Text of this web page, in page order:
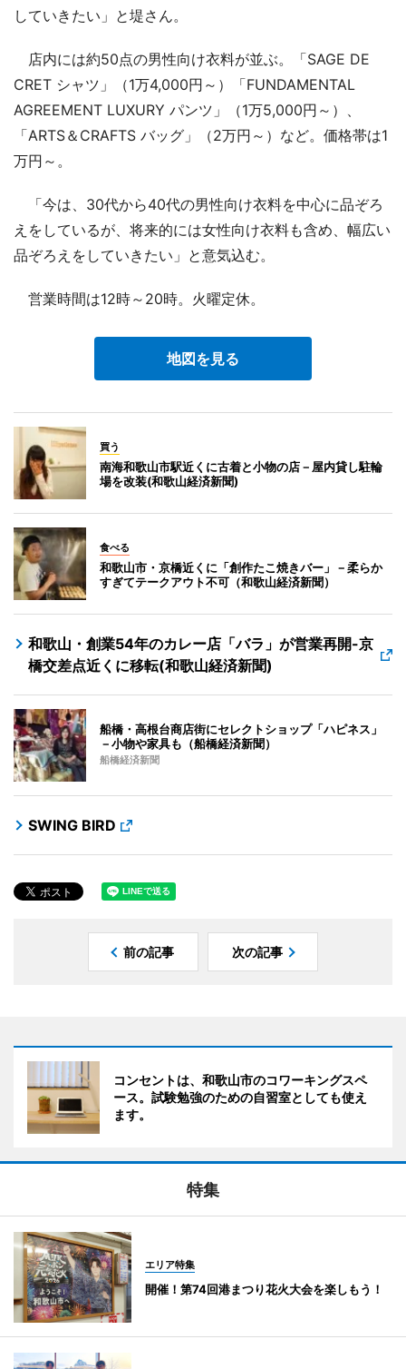
していきたい」と堤さん。
店内には約50点の男性向け衣料が並ぶ。「SAGE DE
CRET シャツ」（1万4,000円～）「FUNDAMENTAL
AGREEMENT LUXURY パンツ」（1万5,000円～）、
「ARTS＆CRAFTS バッグ」（2万円～）など。価格帯は1
万円～。
「今は、30代から40代の男性向け衣料を中心に品ぞろ
えをしているが、将来的には女性向け衣料も含め、幅広い
品ぞろえをしていきたい」と意気込む。
営業時間は12時～20時。火曜定休。
地図を見る
買う
南海和歌山市駅近くに古着と小物の店－屋内貸し駐輪
場を改装(和歌山経済新聞)
食べる
和歌山市・京橋近くに「創作たこ焼きバー」－柔らか
すぎてテークアウト不可（和歌山経済新聞）
和歌山・創業54年のカレー店「バラ」が営業再開-京
橋交差点近くに移転(和歌山経済新聞)
船橋・高根台商店街にセレクトショップ「ハピネス」
－小物や家具も（船橋経済新聞）
船橋経済新聞
SWING BIRD
前の記事 次の記事
コンセントは、和歌山市のコワーキングスペ
ース。試験勉強のための自習室としても使え
ます。
特集
エリア特集
開催！第74回港まつり花火大会を楽しもう！